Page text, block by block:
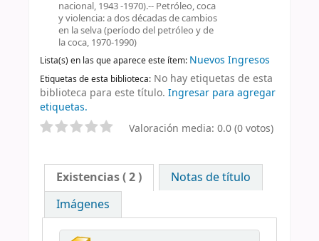
nacional, 1943 -1970).-- Petróleo, coca
y violencia: a dos décadas de cambios
en la selva (período del petróleo y de
la coca, 1970-1990)
Lista(s) en las que aparece este ítem: Nuevos Ingresos
Etiquetas de esta biblioteca: No hay etiquetas de esta
biblioteca para este título. Ingresar para agregar
etiquetas.
Valoración media: 0.0 (0 votos)
Existencias( 2 )
Notas de título
Imágenes